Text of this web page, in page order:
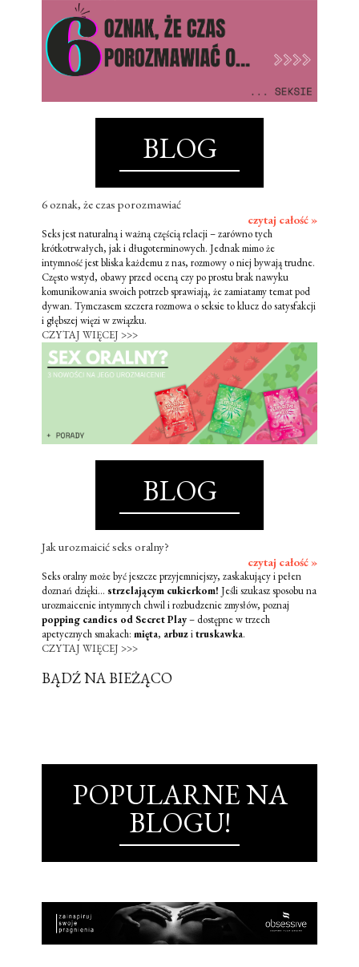
BLOG
6 oznak, że czas porozmawiać
czytaj całość »
Seks jest naturalną i ważną częścią relacji – zarówno tych
krótkotrwałych, jak i długoterminowych. Jednak mimo że
intymność jest bliska każdemu z nas, rozmowy o niej bywają trudne.
Często wstyd, obawy przed oceną czy po prostu brak nawyku
komunikowania swoich potrzeb sprawiają, że zamiatamy temat pod
dywan. Tymczasem szczera rozmowa o seksie to klucz do satysfakcji
i głębszej więzi w związku.
CZYTAJ WIĘCEJ >>>
BLOG
Jak urozmaicić seks oralny?
czytaj całość »
Seks oralny może być jeszcze przyjemniejszy, zaskakujący i pełen
doznań dzięki... strzelającym cukierkom! Jeśli szukasz sposobu na
urozmaicenie intymnych chwil i rozbudzenie zmysłów, poznaj
popping candies od Secret Play– dostępne w trzech
apetycznych smakach: mięta, arbuzitruskawka.
CZYTAJ WIĘCEJ >>>
BĄDŹ NA BIEŻĄCO
POPULARNE NA
BLOGU!